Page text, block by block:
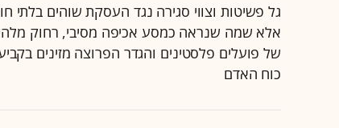
גל פשיטות וצווי סגירה נגד העסקת שוהים בלתי
אלא שמה שנראה כמסע אכיפה מסיבי, רחוק
של פועלים פלסטינים והגדר הפרוצה מזינים
כוח האדם